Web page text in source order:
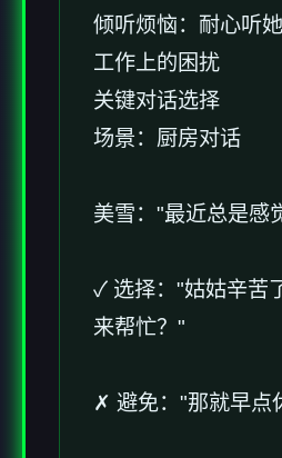
倾听烦恼：耐心听
工作上的困扰
关键对话选择
场景：厨房对话
美雪："最近总是感
✓ 选择："姑姑辛苦
来帮忙？"
✗ 避免："那就早点